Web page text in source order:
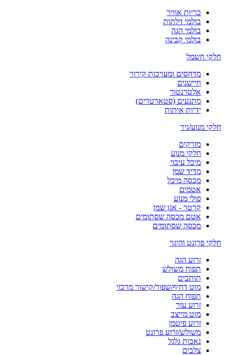
כריות אוויר
בולמי דלתות
בולמי הגה
בולמי קבינה
חלקי חשמל
מדחסים ומערכות קירור
חיישנים
אלטרנטור
מתנעים (סטארטרים)
ידיות איתות
חלקי מנוע/גיר
מזרקים
חלקי מנוע
מיכל עיבוי
מדיד שמן
מכסה מיכל
אטמים
פולי מנוע
קרטר - אגן שמן
אטם מכסה שסתומים
מכסה שסתומים
חלקי פרונט והיגוי
זרוע הגה
תפוח משולש
תותבים
מוט דחיף/שפור/קישור מרכזי
תפוח הגה
זרוע עזר
מוט מייצב
זרוע פיטמן
משולש/זרוע פרונט
נאבות גלגל
צלבים